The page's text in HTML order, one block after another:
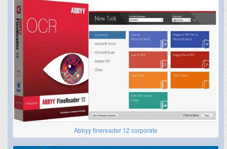
Abbyy finereader 12 corporate